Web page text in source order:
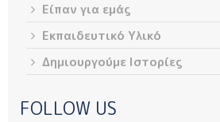
Είπαν για εμάς
Εκπαιδευτικό Υλικό
Δημιουργούμε Ιστορίες
FOLLOW US